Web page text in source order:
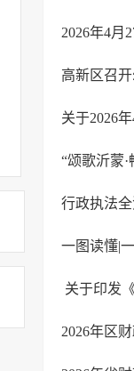
高新区召
关于2026
“颂歌沂蒙
行政执法
一图读懂|
2026年区